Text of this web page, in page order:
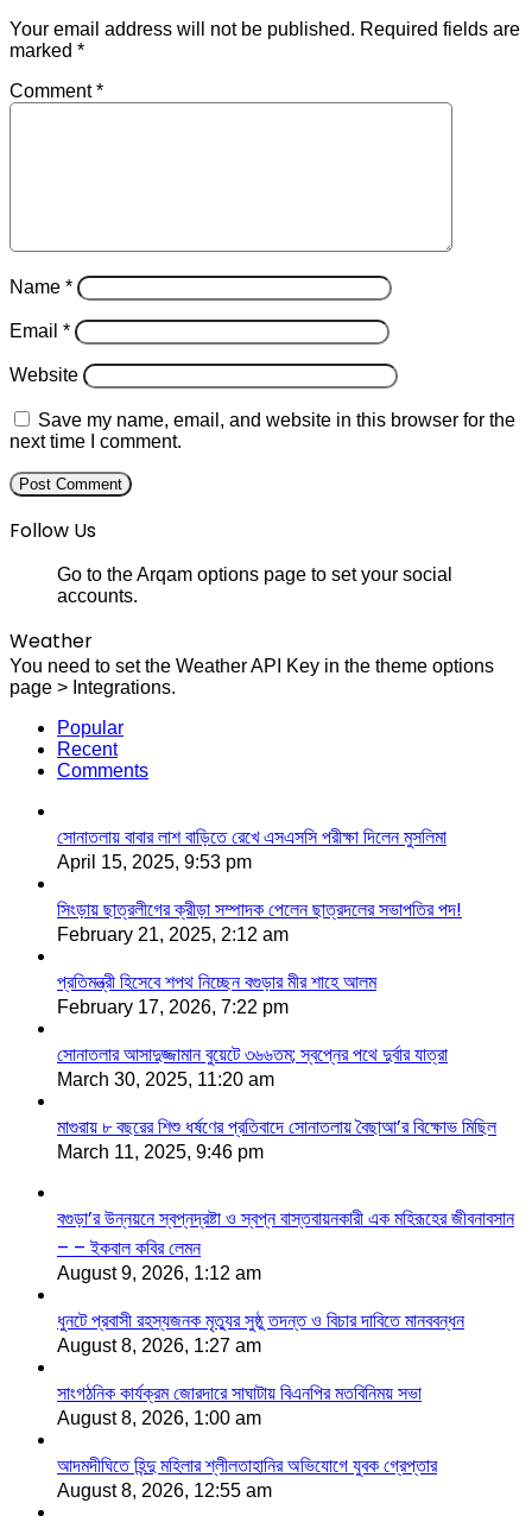
Your email address will not be published. Required fields are
marked *
Comment*
Name *
Email *
Website
Save my name, email, and website in this browser for the
next time I comment.
Follow Us
Go to the Arqam options page to set your social
accounts.
Weather
You need to set the Weather API Key in the theme options
page > Integrations.
Popular
Recent
Comments
সোনাতলায় বাবার লাশ বাড়িতে রেখে এসএসসি পরীক্ষা দিলেন মুসলিমা
April 15, 2025, 9:53 pm
সিংড়ায় ছাত্রলীগের ক্রীড়া সম্পাদক পেলেন ছাত্রদলের সভাপতির পদ!
February 21, 2025, 2:12 am
প্রতিমন্ত্রী হিসেবে শপথ নিচ্ছেন বগুড়ার মীর শাহে আলম
February 17, 2026, 7:22 pm
সোনাতলার আসাদুজ্জামান বুয়েটে ৩৬৬তম; স্বপ্নের পথে দুর্বার যাত্রা
March 30, 2025, 11:20 am
মাগুরায় ৮ বছরের শিশু ধর্ষণের প্রতিবাদে সোনাতলায় বৈছাআ’র বিক্ষোভ মিছিল
March 11, 2025, 9:46 pm
বগুড়া’র উন্নয়নে স্বপ্নদ্রষ্টা ও স্বপ্ন বাস্তবায়নকারী এক মহিরূহের জীবনাবসান
– – ইকবাল কবির লেমন
August 9, 2026, 1:12 am
ধুনটে প্রবাসী রহস্যজনক মৃত্যুর সুষ্ঠু তদন্ত ও বিচার দাবিতে মানববন্ধন
August 8, 2026, 1:27 am
সাংগঠনিক কার্যক্রম জোরদারে সাঘাটায় বিএনপির মতবিনিময় সভা
August 8, 2026, 1:00 am
আদমদীঘিতে হিন্দু মহিলার শ্লীলতাহানির অভিযোগে যুবক গ্রেপ্তার
August 8, 2026, 12:55 am